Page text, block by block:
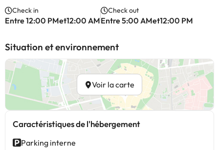
Check in
Entre 12:00 PMet12:00 AM
Check out
Entre 5:00 AMet12:00 PM
Situation et environnement
Voir la carte
Caractéristiques de l'hébergement
Parking interne